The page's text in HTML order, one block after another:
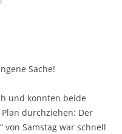
Sache!
und konnten beide
durchziehen: Der
von Samstag war schnell